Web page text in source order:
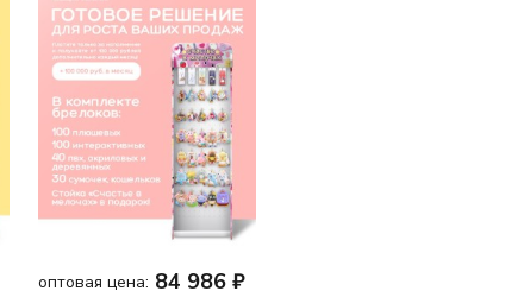
оптовая цена: 84 986 ₽